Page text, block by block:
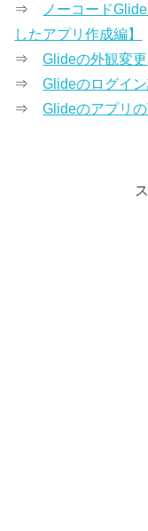
⇒
ノーコード
したアプリ作成編】
⇒Glideの外観変更
⇒Glideのログイ
⇒Glideのアプリ